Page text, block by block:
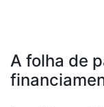
A folha de